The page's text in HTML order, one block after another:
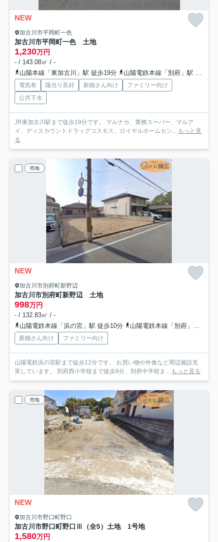
NEW
加古川市平岡町一色
加古川市平岡町一色 土地
1,230万円
- / 143.08㎡ / -
山陽本線「東加古川」駅 徒歩19分
山陽電鉄本線「別府」駅 徒歩20分
電気有 陽当り良好 新婚さん向け
ファミリー向け
公共下水
JR東加古川駅まで徒歩19分です。 マルナカ、業務スーパー、マルア
イ、ディスカウントドラッグコスモス、ロイヤルホームセン... もっと見
る
売地
NEW
加古川市別府町新野辺
加古川市別府町新野辺 土地
998万円
- / 132.83㎡ / -
山陽電鉄本線「浜の宮」駅 徒歩10分
山陽電鉄本線「別府」駅 徒歩21分
新婚さん向け ファミリー向け
山陽電鉄浜の宮駅まで徒歩12分です。 お買い物や外食など周辺施設充
実しています。 別府西小学校まで徒歩9分、別府中学校ま... もっと見る
売地
NEW
加古川市野口町野口
加古川市野口町野口Ⅲ（全5）土地 1号地
1,580万円